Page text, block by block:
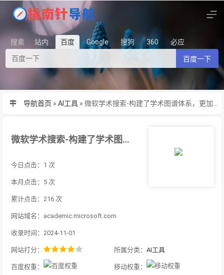
搜索 站内 百度 Google 搜狗 360 必应
百度一下
导航首页 » AI工具 »
微软学术搜索-构建了学术图谱体系，更加适用于学术领域的...
今日点击：1 次
本月点击：5 次
累计点击：216 次
网站域名：academic.microsoft.com
收录时间：2024-11-01
网站打分： 所属分类： AI工具
百度权重： 移动权重：